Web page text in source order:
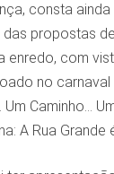
consta
propostas
enredo, com
no
Um Caminho…
A Rua Grande